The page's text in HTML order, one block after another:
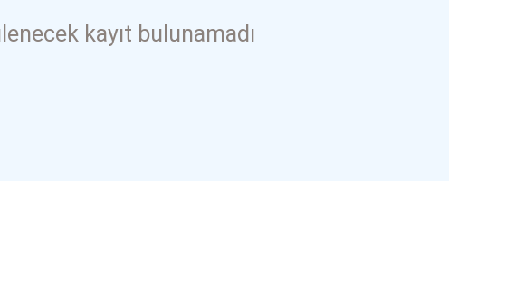
kayıt bulunamadı